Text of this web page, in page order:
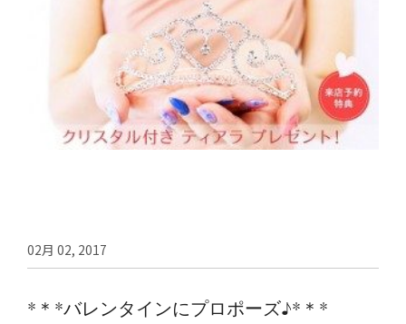
02月 02, 2017
*＊*バレンタインにプロポーズ♪*＊*